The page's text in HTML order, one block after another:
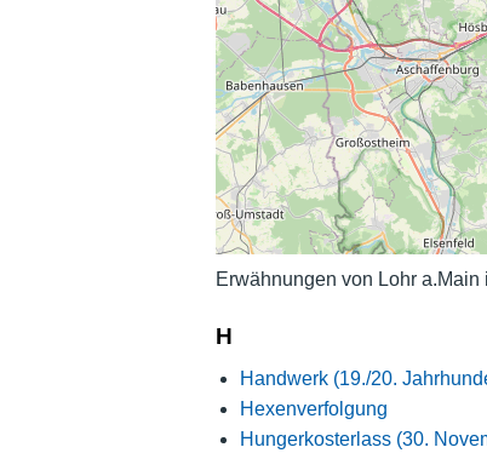
Erwähnungen von Lohr
H
Handwerk (19./20.
Hexenverfolgung
Hungerkosterlass (30.